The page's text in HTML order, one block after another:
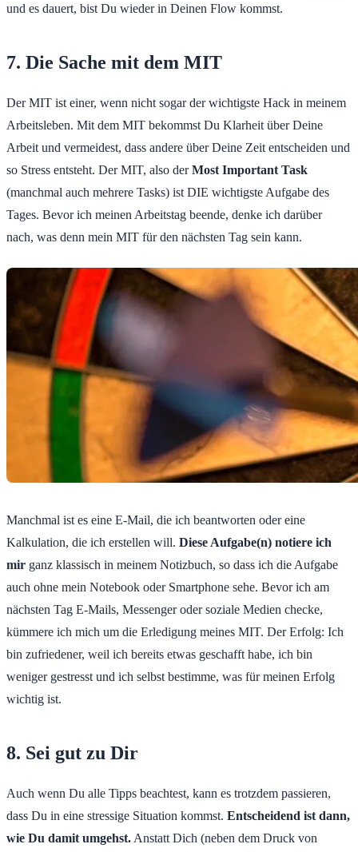
und es dauert, bist Du wieder in Deinen Flow kommst.
7. Die Sache mit dem MIT
Der MIT ist einer, wenn nicht sogar der wichtigste Hack in meinem
Arbeitsleben. Mit dem MIT bekommst Du Klarheit über Deine
Arbeit und vermeidest, dass andere über Deine Zeit entscheiden und
so Stress entsteht. Der MIT, also derMost Important Task
(manchmal auch mehrere Tasks) ist DIE wichtigste Aufgabe des
Tages. Bevor ich meinen Arbeitstag beende, denke ich darüber
nach, was denn mein MIT für den nächsten Tag sein kann.
Manchmal ist es eine E-Mail, die ich beantworten oder eine
Kalkulation, die ich erstellen will. Diese Aufgabe(n) notiere ich
mir ganz klassisch in meinem Notizbuch, so dass ich die Aufgabe
auch ohne mein Notebook oder Smartphone sehe. Bevor ich am
nächsten Tag E-Mails, Messenger oder soziale Medien checke,
kümmere ich mich um die Erledigung meines MIT. Der Erfolg: Ich
bin zufriedener, weil ich bereits etwas geschafft habe, ich bin
weniger gestresst und ich selbst bestimme, was für meinen Erfolg
wichtig ist.
8. Sei gut zu Dir
Auch wenn Du alle Tipps beachtest, kann es trotzdem passieren,
dass Du in eine stressige Situation kommst. Entscheidend ist dann,
wie Du damit umgehst. Anstatt Dich (neben dem Druck von